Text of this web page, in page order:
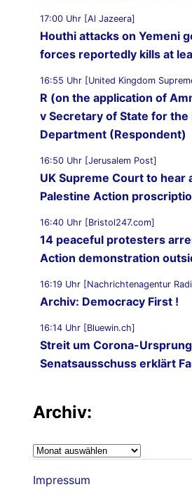
17:00 Uhr [Al Jazeera]
Houthi attacks on Yemeni
forces reportedly kills at
16:55 Uhr [United Kingdom
R (on the application of
v Secretary of State for the
Department (Respondent)
16:50 Uhr [Jerusalem Post]
UK Supreme Court to hear
Palestine Action
16:40 Uhr [Bristol247.com]
14 peaceful protesters
Action demonstration
16:19 Uhr [Nachrichtenagentur
Archiv: Democracy First !
16:14 Uhr [Bluewin.ch]
Streit um Corona-
Senatsausschuss erklärt
16:11 Uhr [CNN]
of Congress
Utopie]
Archiv:
Archiv:
Impressum